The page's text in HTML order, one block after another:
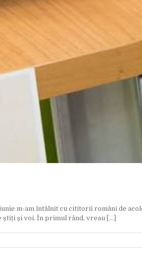
m-am întâlnit cu cititorii români de
și voi. În primul rând, vreau [...]